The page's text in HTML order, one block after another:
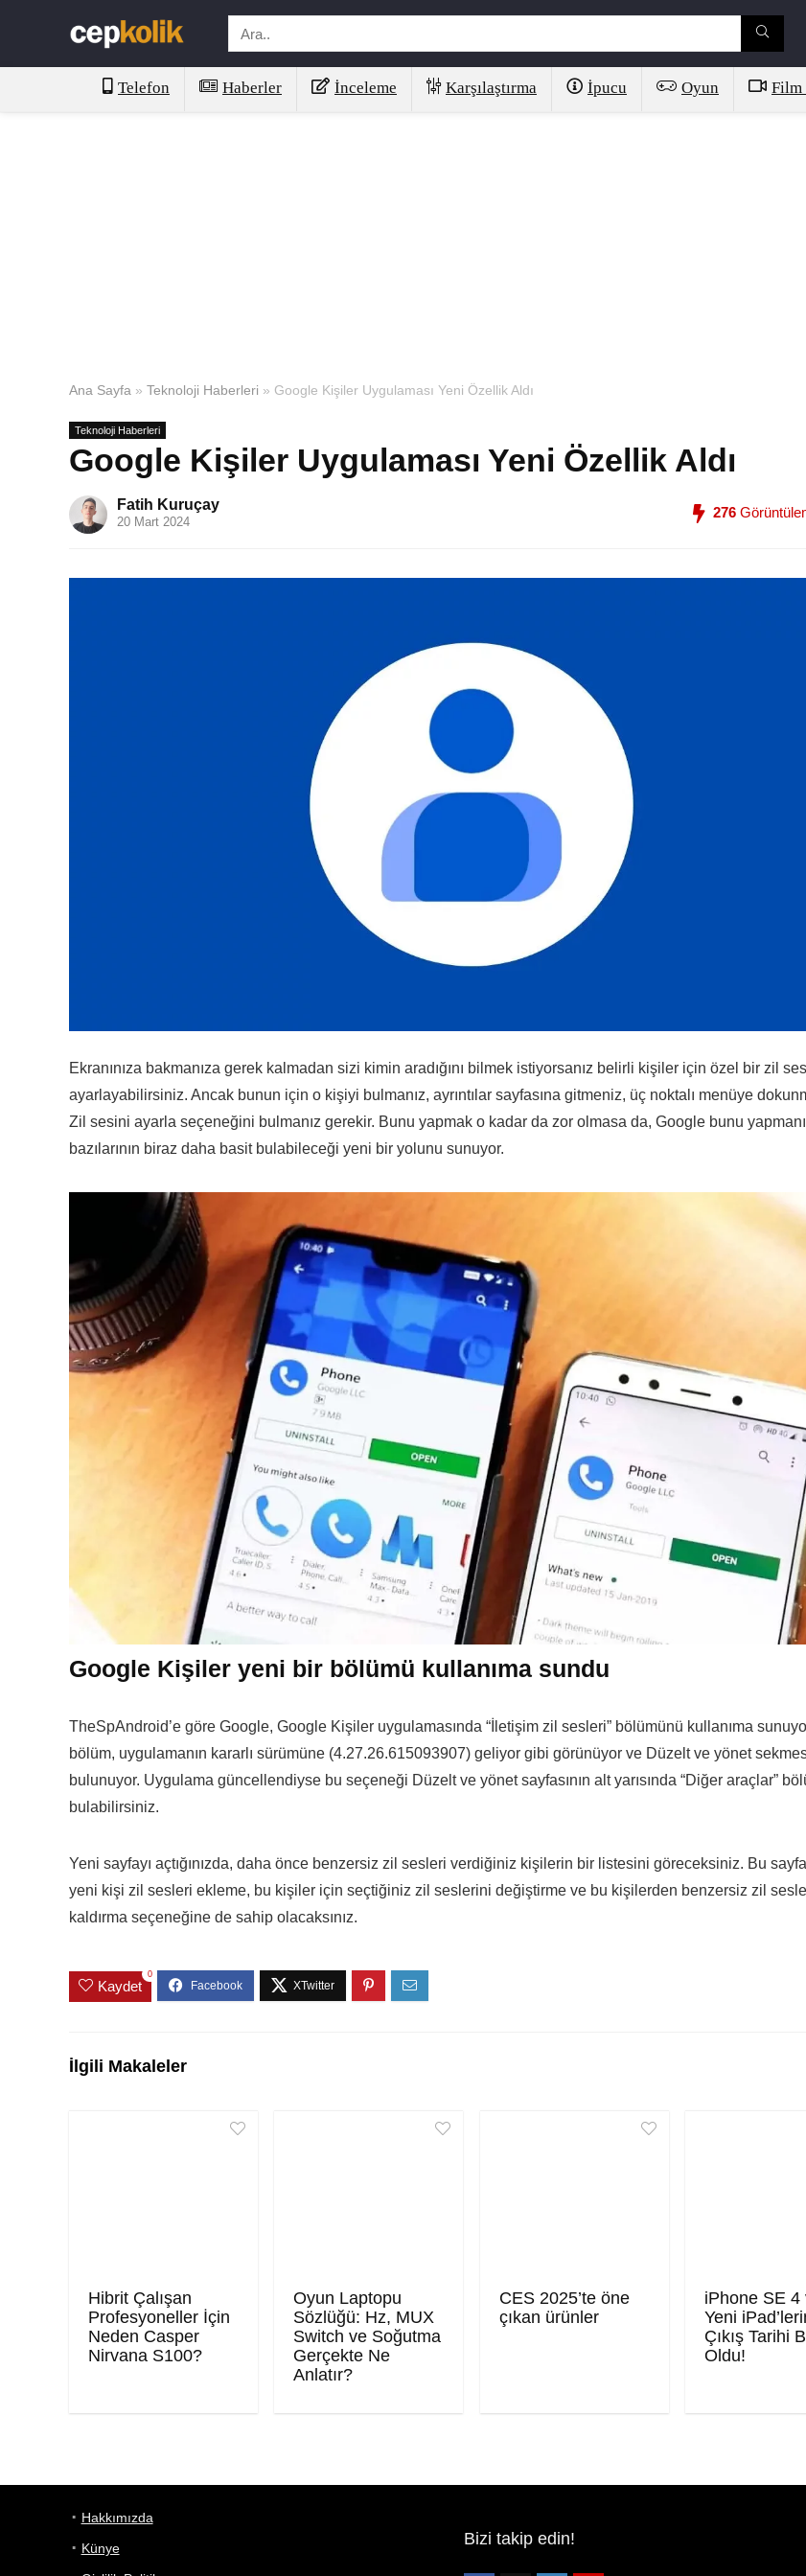
Telefon Haberler İnceleme Karşılaştırma İpucu Oyun Film
Ana Sayfa » Teknoloji Haberleri » Google Kişiler Uygulaması Yeni Özellik Aldı
Teknoloji Haberleri
Google Kişiler Uygulaması Yeni Özellik Aldı
Fatih Kuruçay
20 Mart 2024
276
Ekranınıza bakmanıza gerek kalmadan sizi kimin aradığını bilmek istiyorsanız belirli kişiler için özel bir zil
ayarlayabilirsiniz. Ancak bunun için o kişiyi bulmanız, ayrıntılar sayfasına gitmeniz, üç noktalı menüye
Zil sesini ayarla seçeneğini bulmanız gerekir. Bunu yapmak o kadar da zor olmasa da, Google bunu
bazılarının biraz daha basit bulabileceği yeni bir yolunu sunuyor.
Google Kişiler yeni bir bölümü kullanıma sundu
TheSpAndroid’e göre Google, Google Kişiler uygulamasında “İletişim zil sesleri” bölümünü kullanıma
bölüm, uygulamanın kararlı sürümüne (4.27.26.615093907) geliyor gibi görünüyor ve Düzelt ve yönet
bulunuyor. Uygulama güncellendiyse bu seçeneği Düzelt ve yönet sayfasının alt yarısında “Diğer araçlar”
bulabilirsiniz.
Yeni sayfayı açtığınızda, daha önce benzersiz zil sesleri verdiğiniz kişilerin bir listesini göreceksiniz. Bu
yeni kişi zil sesleri ekleme, bu kişiler için seçtiğiniz zil seslerini değiştirme ve bu kişilerden benzersiz zil
kaldırma seçeneğine de sahip olacaksınız.
Kaydet
0
İlgili Makaleler
Hibrit Çalışan
Profesyoneller İçin
Neden Casper
Nirvana S100?
Oyun Laptopu
Sözlüğü: Hz, MUX
Switch ve Soğutma
Gerçekte Ne
Anlatır?
CES 2025’te öne
çıkan ürünler
iPhone SE 4
Yeni
Çıkış Tarihi
Oldu!
Hakkımızda
Künye
Bizi takip edin!